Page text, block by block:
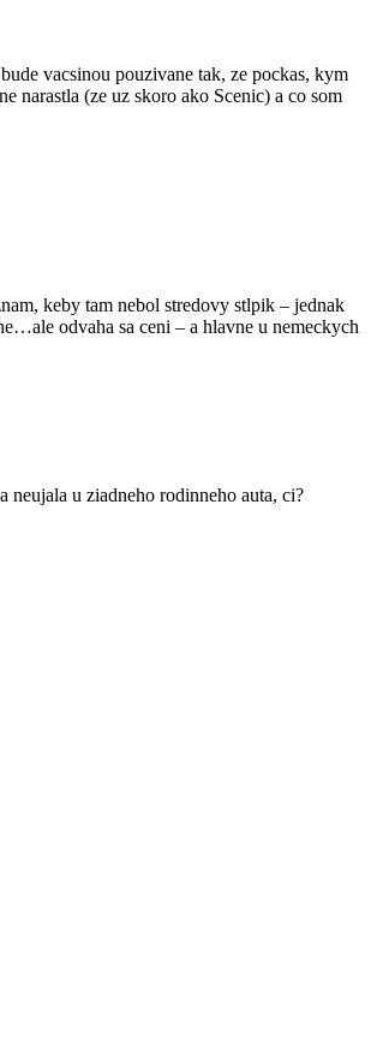
vacsinou pouzivane tak, ze pockas, kym
narastla (ze uz skoro ako Scenic) a co som
keby tam nebol stredovy stlpik – jednak
odvaha sa ceni – a hlavne u nemeckych
u ziadneho rodinneho auta, ci?